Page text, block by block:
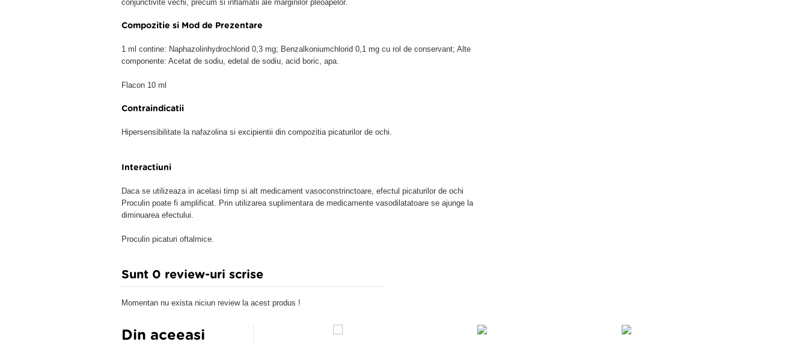
conjunctivite vechi, precum si inflamatii ale marginilor pleoapelor.
Compozitie si Mod de Prezentare
1 ml contine: Naphazolinhydrochlorid 0,3 mg; Benzalkoniumchlorid 0,1 mg cu rol de conservant; Alte
componente: Acetat de sodiu, edetal de sodiu, acid boric, apa.
Flacon 10 ml
Contraindicatii
Hipersensibilitate la nafazolina si excipientii din compozitia picaturilor de ochi.
Interactiuni
Daca se utilizeaza in acelasi timp si alt medicament vasoconstrinctoare, efectul picaturilor de ochi
Proculin poate fi amplificat. Prin utilizarea suplimentara de medicamente vasodilatatoare se ajunge la
diminuarea efectului.
Proculin picaturi oftalmice.
Sunt 0 review-uri scrise
Momentan nu exista niciun review la acest produs !
Din aceeasi